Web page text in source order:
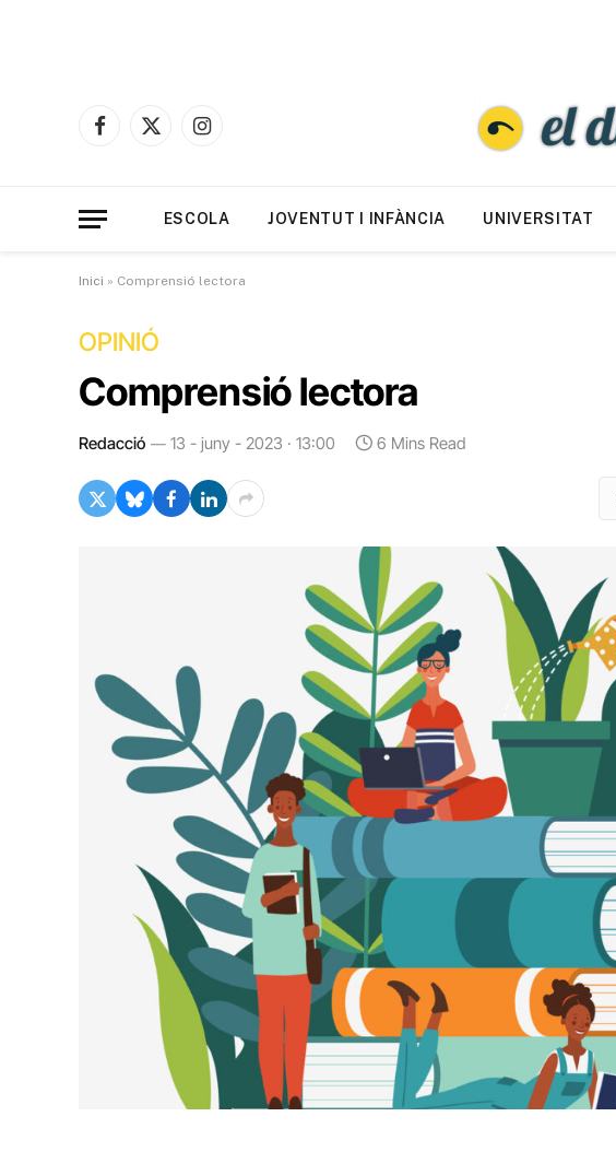
Facebook
X
Instagram
ESCOLA JOVENTUT I INFÀNCIA UNIVERSITAT
Inici » Comprensió lectora
OPINIÓ
Comprensió lectora
Redacció 13 - juny - 2023 · 13:00 6 Mins Read